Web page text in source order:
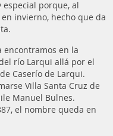
especial porque, al
invierno, hecho que da
encontramos en la
río Larqui allá por el
Caserío de Larqui.
Villa Santa Cruz de
Manuel Bulnes.
el nombre queda en